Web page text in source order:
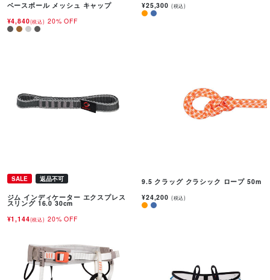
ベースボール メッシュ キャップ
¥4,840(税込) 20% OFF
¥25,300 (税込)
SALE 返品不可
ジム インディケーター エクスプレス
スリング 16.0 30cm
¥1,144(税込) 20% OFF
9.5 クラッグ クラシック ロープ 50m
¥24,200 (税込)